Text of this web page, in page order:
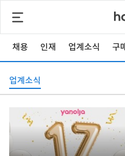
채용 인재 업계소식 구
업계소식